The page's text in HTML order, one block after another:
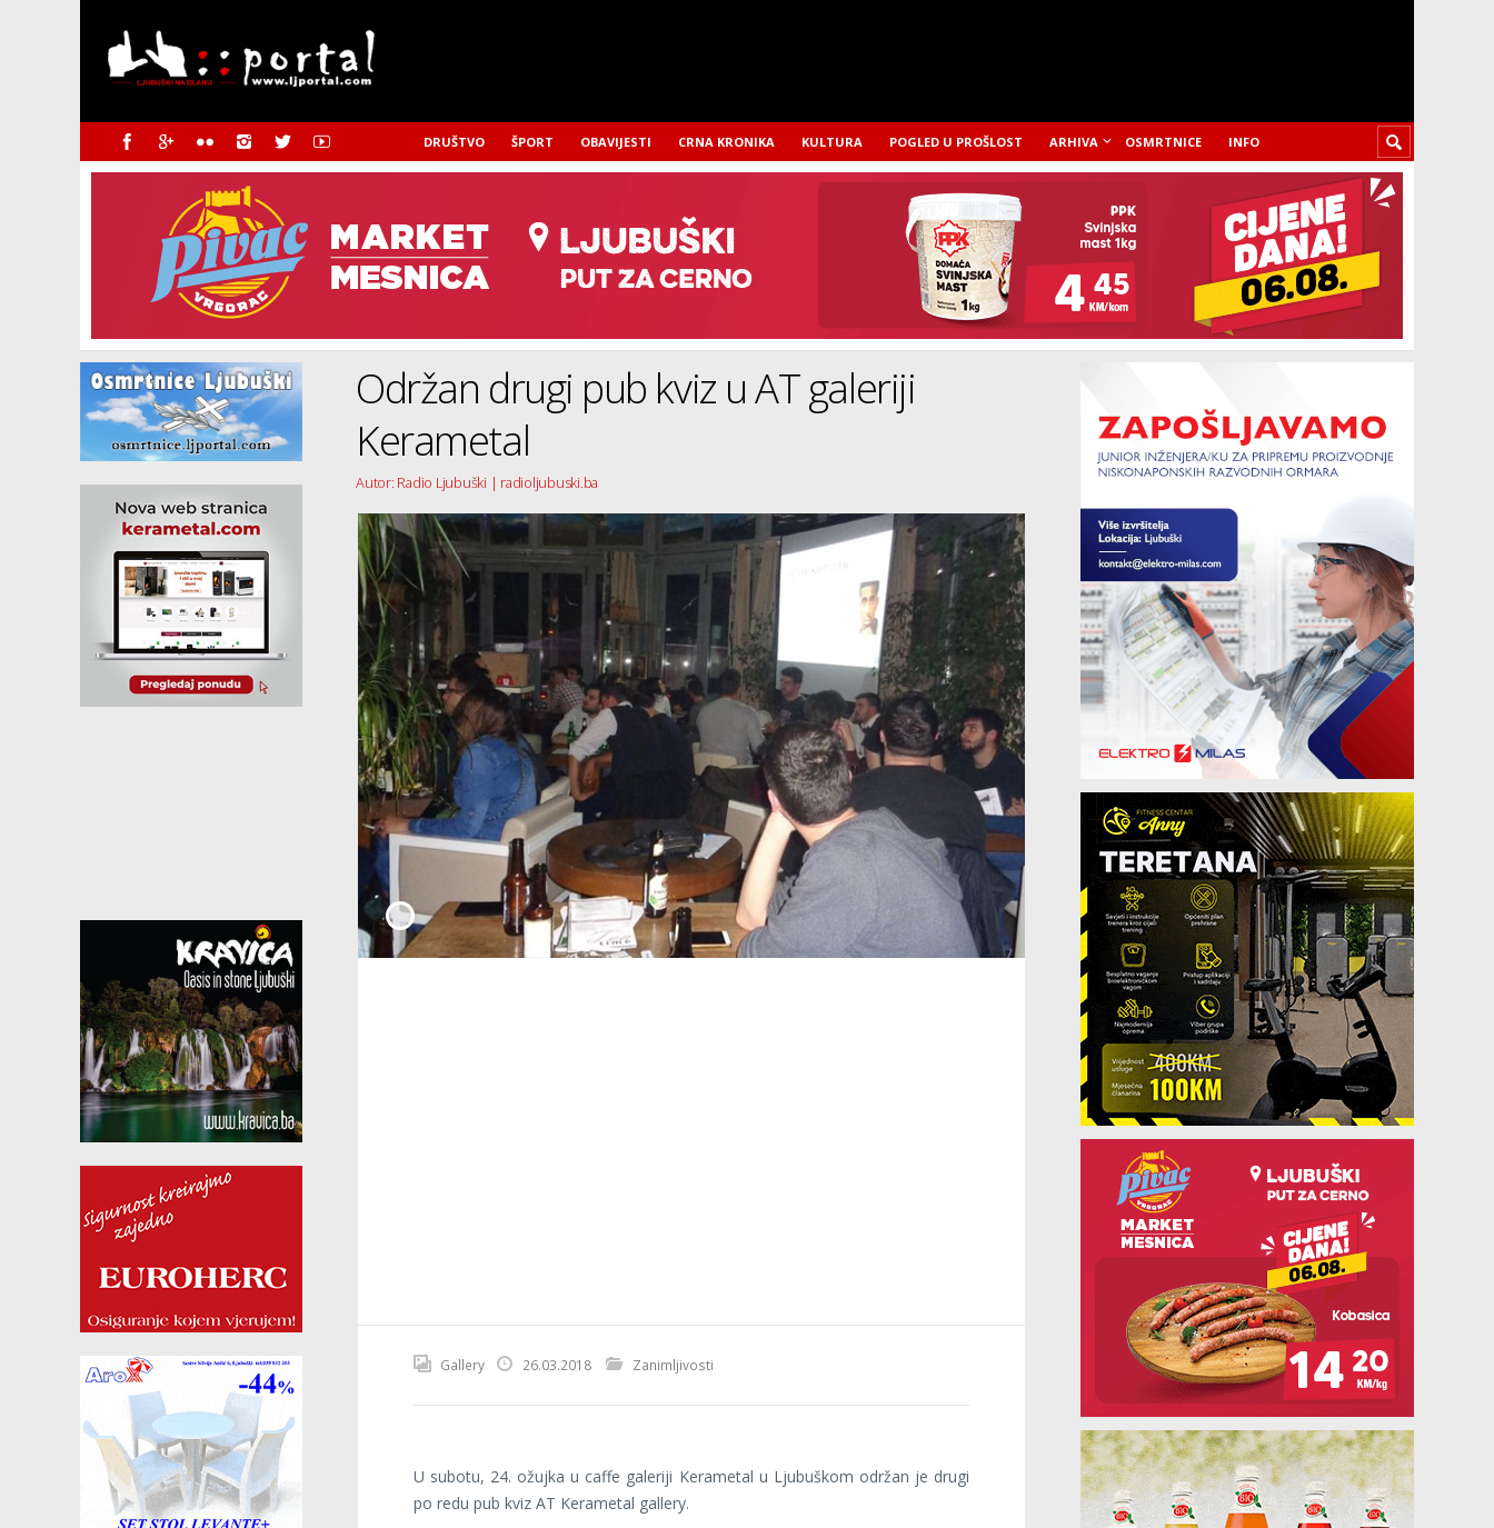
DRUŠTVO ŠPORT OBAVIJESTI CRNA KRONIKA KULTURA POGLED U PROŠLOST ARHIVA OSMRTNICE INFO
Održan drugi pub kviz u AT galeriji
Kerametal
Autor: Radio Ljubuški | radioljubuski.ba
Gallery 26.03.2018 Zanimljivosti
U subotu, 24. ožujka u caffe galeriji Kerametal u Ljubuškom održan je drugi
po redu pub kviz AT Kerametal gallery.